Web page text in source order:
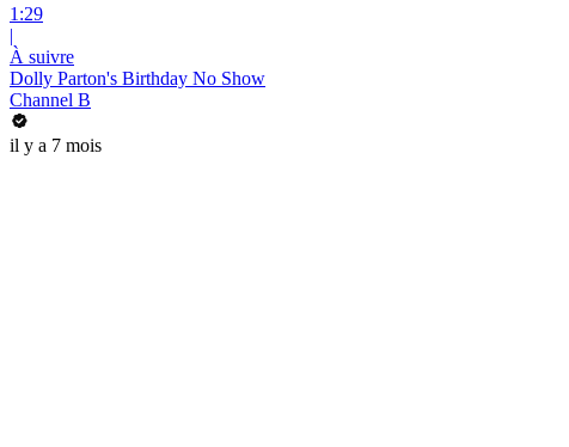
1:29
|
À suivre
Dolly Parton's Birthday No Show
Channel B
il y a 7 mois